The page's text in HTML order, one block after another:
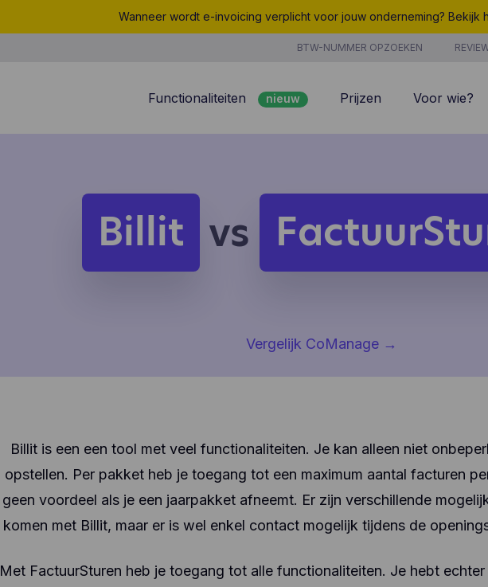
Wanneer wordt e-invoicing verplicht voor jouw onderneming? Bekijk
BTW-NUMMER OPZOEKEN
Functionaliteiten nieuw
Klantenbeheer
Offertes Producten & Diensten
Prijzen Voor wie?
Billit vs
Vergelijk CoManage →
Billit is een een tool met veel functionaliteiten. Je kan alleen niet
opstellen. Per pakket heb je toegang tot een maximum aantal facturen
geen voordeel als je een jaarpakket afneemt. Er zijn verschillende
komen met Billit, maar er is wel enkel contact mogelijk tijdens de
Met FactuurSturen heb je toegang tot alle functionaliteiten. Je hebt